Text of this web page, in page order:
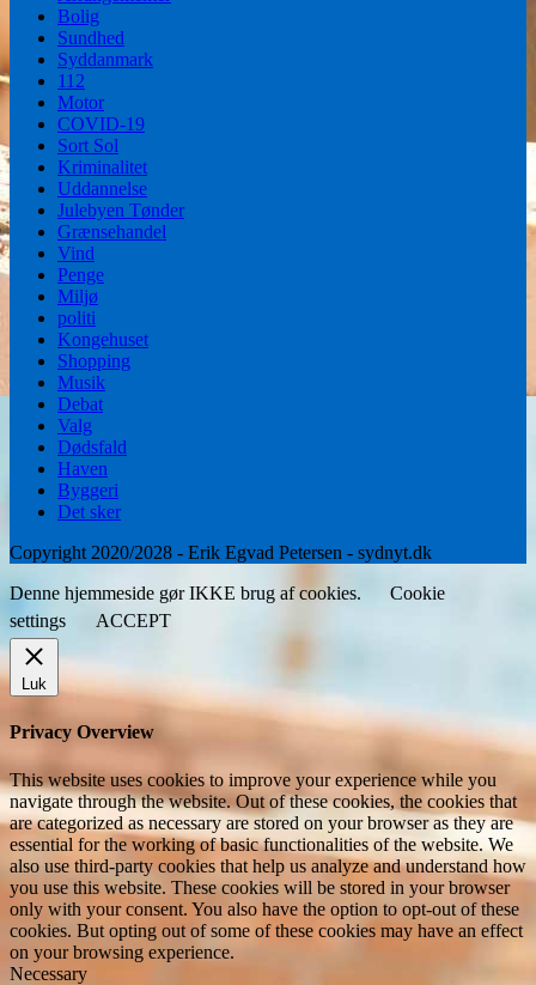
Bolig
Sundhed
Syddanmark
112
Motor
COVID-19
Sort Sol
Kriminalitet
Uddannelse
Julebyen Tønder
Grænsehandel
Vind
Penge
Miljø
politi
Kongehuset
Shopping
Musik
Debat
Valg
Dødsfald
Haven
Byggeri
Det sker
Copyright 2020/2028 - Erik Egvad Petersen - sydnyt.dk
Denne hjemmeside gør IKKE brug af cookies.
Cookie
settings
ACCEPT
Luk
Privacy Overview
This website uses cookies to improve your experience while you
navigate through the website. Out of these cookies, the cookies that
are categorized as necessary are stored on your browser as they are
essential for the working of basic functionalities of the website. We
also use third-party cookies that help us analyze and understand how
you use this website. These cookies will be stored in your browser
only with your consent. You also have the option to opt-out of these
cookies. But opting out of some of these cookies may have an effect
on your browsing experience.
Necessary